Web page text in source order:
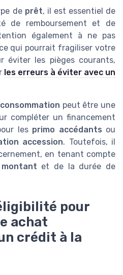
de prêt, il est essentiel de
de remboursement et de
également à ne pas
qui pourrait fragiliser votre
éviter les pièges courants,
les erreurs à éviter avec un
peut être une
compléter un financement
les primo accédants ou
accession. Toutefois, il
en tenant compte
montant et de la durée de
pour
achat
crédit à la